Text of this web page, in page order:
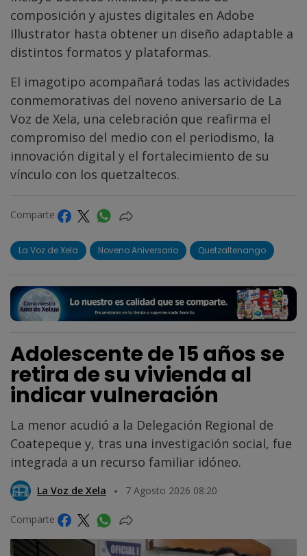
composición y ajustes digitales en Adobe
Illustrator hasta obtener un diseño adaptable a
distintos formatos y plataformas.
El imagotipo acompañará todas las actividades
conmemorativas del noveno aniversario de La
Voz de Xela, una celebración que reafirma el
compromiso del medio con el periodismo, la
innovación digital y el fortalecimiento de su
vínculo con los quetzaltecos.
Comparte
La Voz de Xela Noveno Aniversario Quetzaltenango
Adolescente de 15 años se
retira de su vivienda al
indicar vulneración
La menor acudió a la Delegación Regional de
Coatepeque y, tras una investigación social, fue
integrada a un recurso familiar idóneo.
La Voz de Xela 7 Agosto 2026 08:20
Comparte